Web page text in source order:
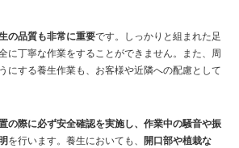
の品質も非常に重要です。しっかりと組まれた足
に丁寧な作業をすることができません。また、周
にする養生作業も、お客様や近隣への配慮として
の際に必ず安全確認を実施し、作業中の騒音や振
を行います。養生においても、
開口部や植栽な